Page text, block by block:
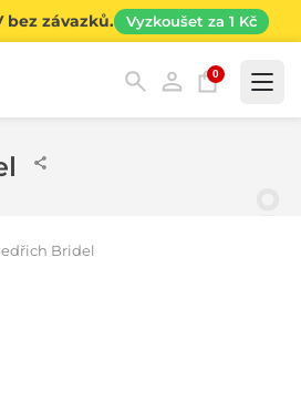
bez závazků. Vyzkoušet za 1 Kč
0
Bridel